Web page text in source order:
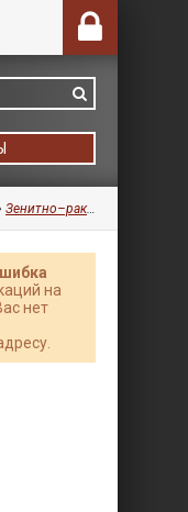
Зенитно–ракетные комплексы
на
нет